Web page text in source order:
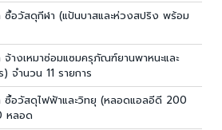
ซื้อวัสดุกีฬา (แป้นบาสและห่วงสปริง พร้อม
จ้างเหมาซ่อมแซมครุภัณฑ์ยานพาหนะและ
จำนวน 11 รายการ
ซื้อวัสดุไฟฟ้าและวิทยุ (หลอดแอลอีดี 200
หลอด